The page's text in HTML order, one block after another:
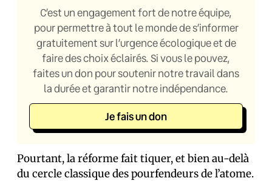
C’est un engagement fort de notre équipe,
pour permettre à tout le monde de s’informer
gratuitement sur l’urgence écologique et de
faire des choix éclairés. Si vous le pouvez,
faites un don pour soutenir notre travail dans
la durée et garantir notre indépendance.
Je fais un don
Pourtant, la réforme fait tiquer, et bien au-delà
du cercle classique des pourfendeurs de l’atome.